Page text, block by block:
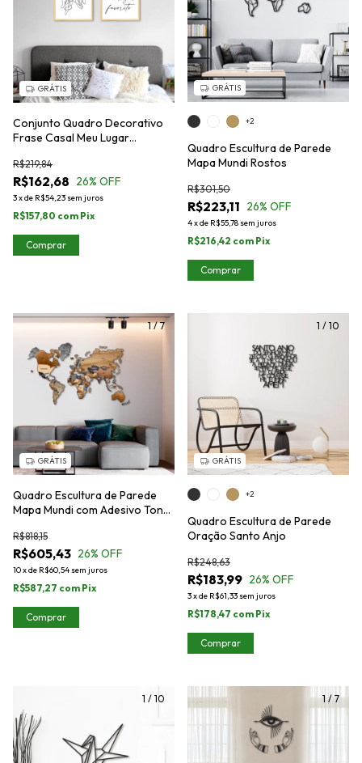
GRÁTIS
Conjunto Quadro Decorativo
Frase Casal Meu Lugar
R$162,68
R$219,84
26% OFF
3xde R$54,23 sem juros
R$157,80 com Pix
Comprar
GRÁTIS
Quadro Escultura de Parede
Mapa Mundi Rostos
R$223,11
R$301,50
26% OFF
4xde R$55,78 sem juros
R$216,42 com Pix
+2
Comprar
1/7
GRÁTIS
Quadro Escultura de Parede
Mapa Mundi com Adesivo Tons
R$605,43
R$818,15
26% OFF
10xde R$60,54 sem juros
R$587,27 com Pix
Comprar
1 / 10
GRÁTIS
Quadro Escultura de Parede
Oração Santo Anjo
R$183,99
R$248,63
26% OFF
3xde R$61,33 sem juros
R$178,47 com Pix
+2
Comprar
1 / 10 1/7